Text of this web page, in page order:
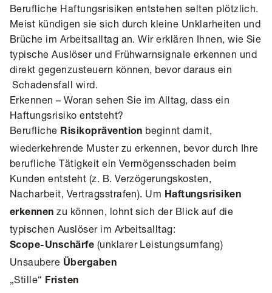
Berufliche Haftungsrisiken entstehen selten plötzlich.
Meist kündigen sie sich durch kleine Unklarheiten und
Brüche im Arbeitsalltag an. Wir erklären Ihnen, wie Sie
typische Auslöser und Frühwarnsignale erkennen und
direkt gegenzusteuern können, bevor daraus ein
Schadensfall wird.
Erkennen – Woran sehen Sie im Alltag, dass ein
Haftungsrisiko entsteht?
Berufliche Risikoprävention beginnt damit,
wiederkehrende Muster zu erkennen, bevor durch Ihre
berufliche Tätigkeit ein Vermögensschaden beim
Kunden entsteht (z. B. Verzögerungskosten,
Nacharbeit, Vertragsstrafen). Um Haftungsrisiken
erkennen zu können, lohnt sich der Blick auf die
typischen Auslöser im Arbeitsalltag:
Scope-Unschärfe (unklarer Leistungsumfang)
Unsaubere Übergaben
„Stille“ Fristen